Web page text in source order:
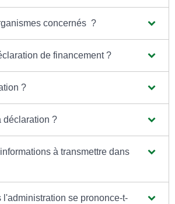
concernés ?
de financement ?
?
déclaration ?
à transmettre dans
l'administration se prononce-t-